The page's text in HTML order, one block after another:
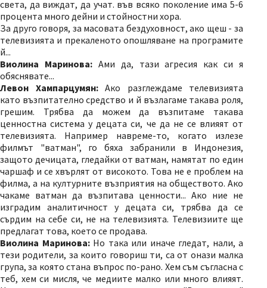
света, да виждат, да учат. във всяко поколение има 5-6
процента много дейни и стойностни хора.
За друго говоря, за масовата бездуховност, ако щеш - за
телевизията и прекаленото опошляване на програмите
й...
Виолина Маринова:Ами да, тази агресия как си я
обяснявате...
Левон Хампарцумян:Ако разглеждаме телевизията
като възпитателно средство и й възлагаме такава роля,
грешим. Трябва да можем да възпитаме такава
ценностна система у децата си, че да не се влияят от
телевизията. Например навреме-то, когато излезе
филмът "ватман", го бяха забранили в Индонезия,
защото дечицата, гледайки от ватман, намятат по един
чаршаф и се хвърлят от високото. Това не е проблем на
филма, а на културните възприятия на обществото. Ако
чакаме ватман да възпитава ценности... Ако ние не
изградим аналитичност у децата си, трябва да се
сърдим на себе си, не на телевизията. Телевизиите ще
предлагат това, което се продава.
Виолина Маринова:Но така или иначе гледат, нали, а
тези родители, за които говориш ти, са от онази малка
група, за която стана въпрос по-рано. Хем съм съгласна с
теб, хем си мисля, че медиите малко или много влияят.